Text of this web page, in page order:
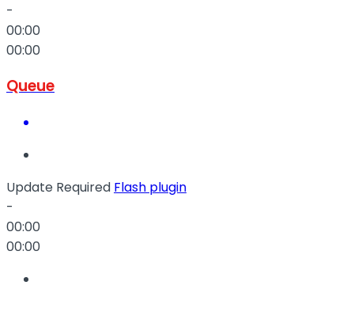
-
00:00
00:00
Queue
Update Required Flash plugin
-
00:00
00:00